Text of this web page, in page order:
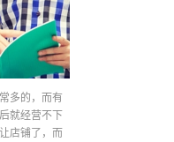
多的，而有
就经营不下
店铺了，而